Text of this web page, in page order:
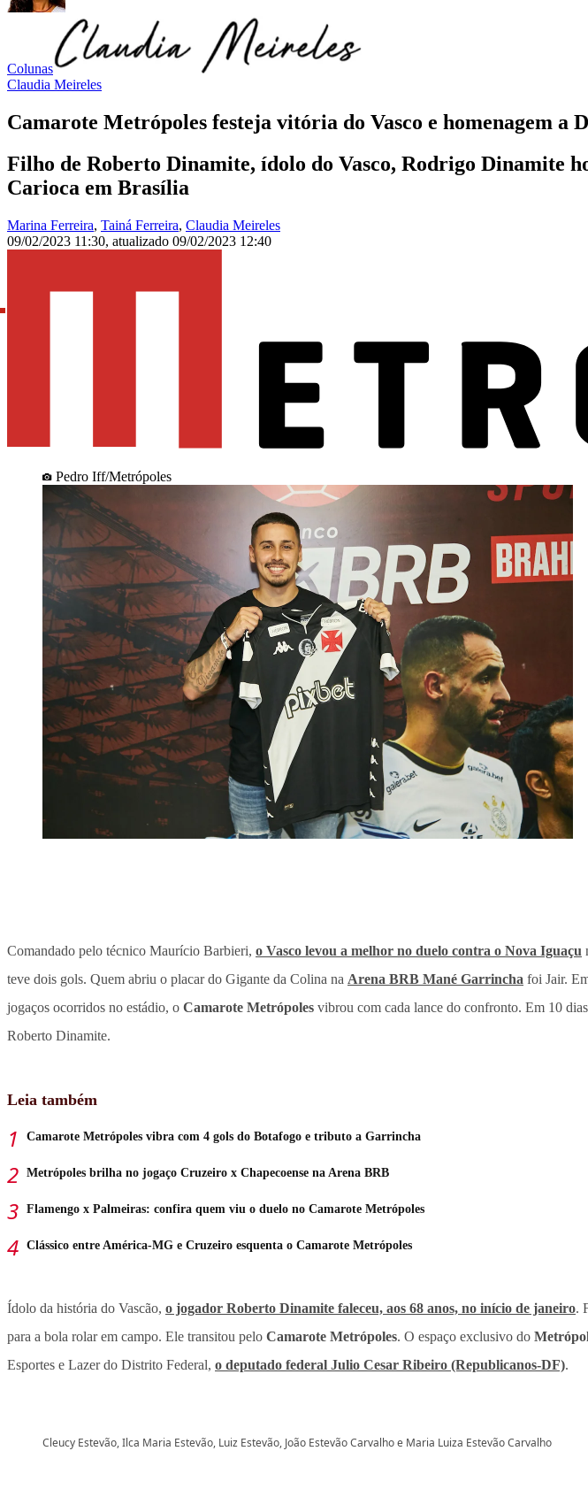
Colunas
Claudia Meireles
Camarote Metrópoles festeja vitória do Vasco e homenagem a
Filho de Roberto Dinamite, ídolo do Vasco, Rodrigo Dinamite
Carioca em Brasília
Marina Ferreira, Tainá Ferreira, Claudia Meireles
09/02/2023 11:30, atualizado 09/02/2023 12:40
Pedro Iff/Metrópoles
Comandado pelo técnico Maurício Barbieri, o Vasco levou a melhor no duelo contra o Nova Iguaçu
teve dois gols. Quem abriu o placar do Gigante da Colina na Arena BRB Mané Garrincha foi Jair.
jogaços ocorridos no estádio, o Camarote Metrópoles vibrou com cada lance do confronto. Em 10
Roberto Dinamite.
Leia também
Camarote Metrópoles vibra com 4 gols do Botafogo e tributo a Garrincha
Metrópoles brilha no jogaço Cruzeiro x Chapecoense na Arena BRB
Flamengo x Palmeiras: confira quem viu o duelo no Camarote Metrópoles
Clássico entre América-MG e Cruzeiro esquenta o Camarote Metrópoles
Ídolo da história do Vascão, o jogador Roberto Dinamite faleceu, aos 68 anos, no início de janeiro.
para a bola rolar em campo. Ele transitou pelo Camarote Metrópoles. O espaço exclusivo do
Esportes e Lazer do Distrito Federal, o deputado federal Julio Cesar Ribeiro (Republicanos-DF).
Cleucy Estevão, Ilca Maria Estevão, Luiz Estevão, João Estevão Carvalho e Maria Luiza Estevão Carvalho